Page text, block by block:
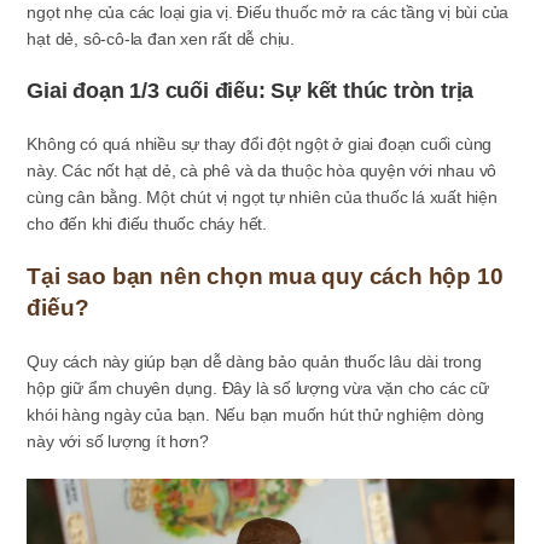
ngọt nhẹ của các loại gia vị. Điếu thuốc mở ra các tầng vị bùi của
hạt dẻ, sô-cô-la đan xen rất dễ chịu.
Giai đoạn 1/3 cuối điếu: Sự kết thúc tròn trịa
Không có quá nhiều sự thay đổi đột ngột ở giai đoạn cuối cùng
này. Các nốt hạt dẻ, cà phê và da thuộc hòa quyện với nhau vô
cùng cân bằng. Một chút vị ngọt tự nhiên của thuốc lá xuất hiện
cho đến khi điếu thuốc cháy hết.
Tại sao bạn nên chọn mua quy cách hộp 10
điếu?
Quy cách này giúp bạn dễ dàng bảo quản thuốc lâu dài trong
hộp giữ ẩm chuyên dụng. Đây là số lượng vừa vặn cho các cữ
khói hàng ngày của bạn. Nếu bạn muốn hút thử nghiệm dòng
này với số lượng ít hơn?